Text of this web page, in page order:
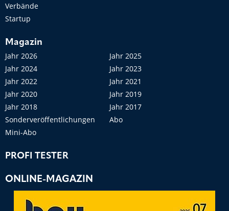
Verbände
Startup
Magazin
Jahr 2026
Jahr 2025
Jahr 2024
Jahr 2023
Jahr 2022
Jahr 2021
Jahr 2020
Jahr 2019
Jahr 2018
Jahr 2017
Sonderveröffentlichungen
Abo
Mini-Abo
PROFI TESTER
ONLINE-MAGAZIN